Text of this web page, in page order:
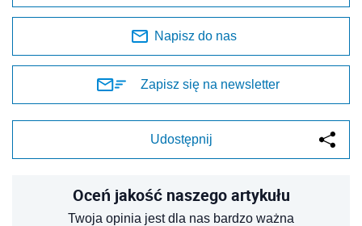
Napisz do nas
Zapisz się na newsletter
Udostępnij
Oceń jakość naszego artykułu
Twoja opinia jest dla nas bardzo ważna